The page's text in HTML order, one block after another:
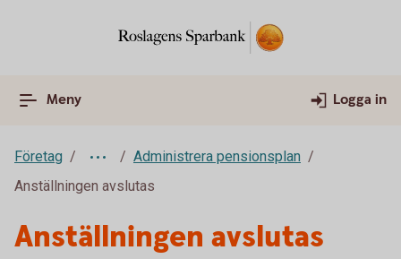
Meny Logga in
Företag
Administrera pensionsplan
Anställningen avslutas
Anställningen avslutas